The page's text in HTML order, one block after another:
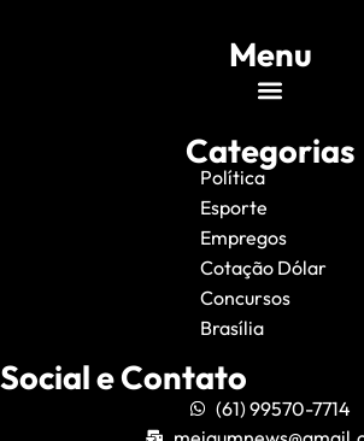
Menu
Categorias
Política
Esporte
Empregos
Cotação Dólar
Concursos
Brasília
Social e Contato
(61) 99570-7714